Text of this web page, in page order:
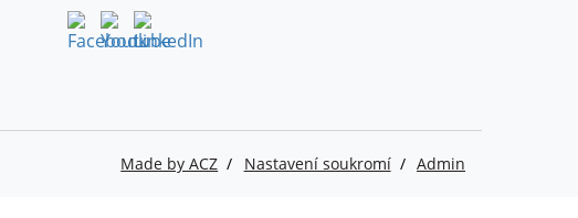
Made by ACZ Nastavení soukromí Admin